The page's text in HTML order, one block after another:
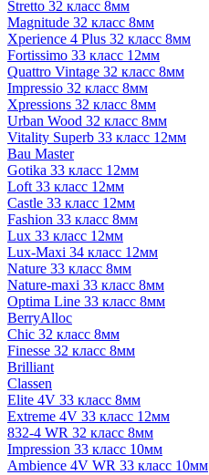
Stretto 32 класс 8мм
Magnitude 32 класс 8мм
Xperience 4 Plus 32 класс 8мм
Fortissimo 33 класс 12мм
Quattro Vintage 32 класс 8мм
Impressio 32 класс 8мм
Xpressions 32 класс 8мм
Urban Wood 32 класс 8мм
Vitality Superb 33 класс 12мм
Bau Master
Gotika 33 класс 12мм
Loft 33 класс 12мм
Castle 33 класс 12мм
Fashion 33 класс 8мм
Lux 33 класс 12мм
Lux-Maxi 34 класс 12мм
Nature 33 класс 8мм
Nature-maxi 33 класс 8мм
Optima Line 33 класс 8мм
BerryAlloc
Chic 32 класс 8мм
Finesse 32 класс 8мм
Brilliant
Classen
Elite 4V 33 класс 8мм
Extreme 4V 33 класс 12мм
832-4 WR 32 класс 8мм
Impression 33 класс 10мм
Ambience 4V WR 33 класс 10мм